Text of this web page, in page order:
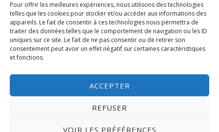
Pour offrir les meilleures expériences, nous utilisons des technologies
telles que les cookies pour stocker et/ou accéder aux informations des
appareils. Le fait de consentir à ces technologies nous permettra de
traiter des données telles que le comportement de navigation ou les ID
uniques sur ce site. Le fait de ne pas consentir ou de retirer son
consentement peut avoir un effet négatif sur certaines caractéristiques
et fonctions.
ACCEPTER
REFUSER
VOIR LES PRÉFÉRENCES
Kuslac Invest SRL -Mentions légales
DIREXION Web Agency